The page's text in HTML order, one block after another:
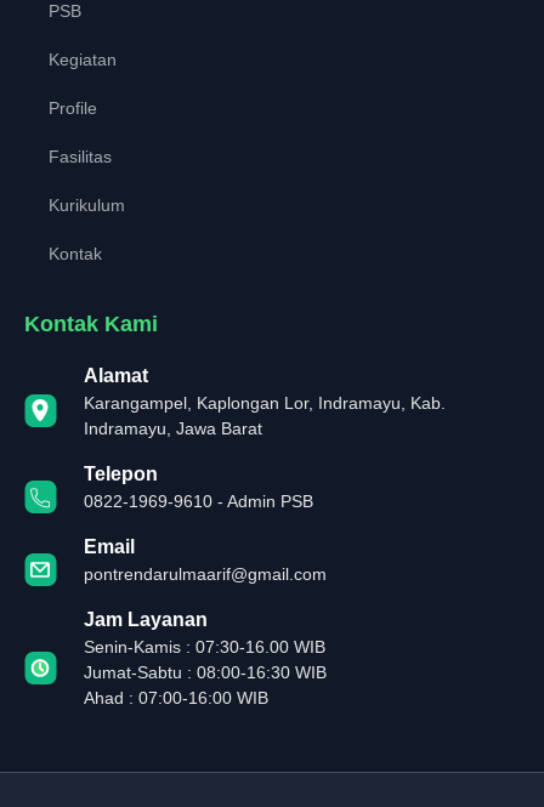
PSB
Kegiatan
Profile
Fasilitas
Kurikulum
Kontak
Kontak Kami
Alamat
Karangampel, Kaplongan Lor, Indramayu, Kab.
Indramayu, Jawa Barat
Telepon
0822-1969-9610 - Admin PSB
Email
pontrendarulmaarif@gmail.com
Jam Layanan
Senin-Kamis : 07:30-16.00 WIB
Jumat-Sabtu : 08:00-16:30 WIB
Ahad : 07:00-16:00 WIB